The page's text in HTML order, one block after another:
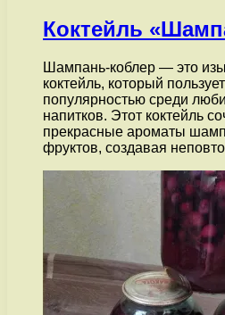
Коктейль
Шампань-коблер — это
коктейль, который
популярностью среди
напитков. Этот коктейль
прекрасные ароматы
фруктов, создавая